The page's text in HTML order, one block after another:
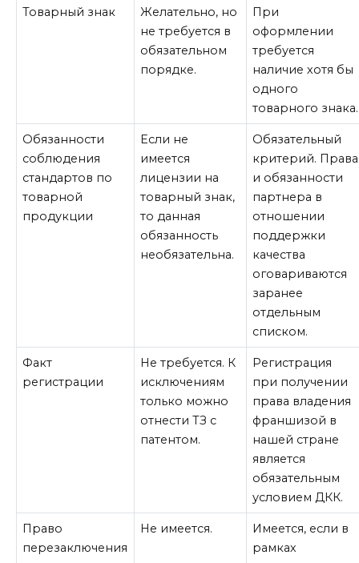
Товарный знак
Желательно, но
не требуется в
обязательном
порядке.
При
оформлении
требуется
наличие хотя бы
одного
товарного знака.
Обязанности
соблюдения
стандартов по
товарной
продукции
Если не
имеется
лицензии на
товарный знак,
то данная
обязанность
необязательна.
Обязательный
критерий. Права
и обязанности
партнера в
отношении
поддержки
качества
оговариваются
заранее
отдельным
списком.
Факт
регистрации
Не требуется. К
исключениям
только можно
отнести ТЗ с
патентом.
Регистрация
при получении
права владения
франшизой в
нашей стране
является
обязательным
условием ДКК.
Право
перезаключения
Не имеется.
Имеется, если в
рамках